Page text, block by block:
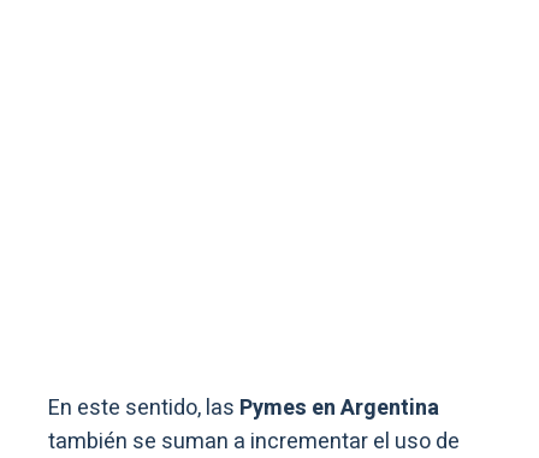
En este sentido, las Pymes en Argentina
también se suman a incrementar el uso de